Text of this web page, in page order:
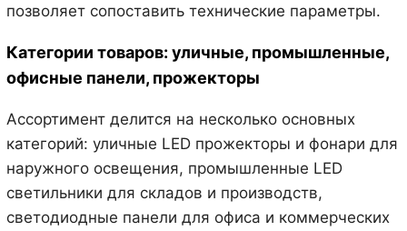
позволяет сопоставить технические параметры.
Категории товаров: уличные, промышленные,
офисные панели, прожекторы
Ассортимент делится на несколько основных
категорий: уличные LED прожекторы и фонари для
наружного освещения, промышленные LED
светильники для складов и производств,
светодиодные панели для офиса и коммерческих